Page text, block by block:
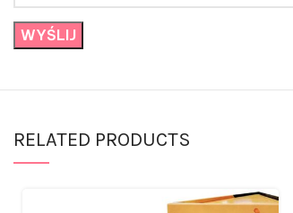
RELATED PRODUCTS